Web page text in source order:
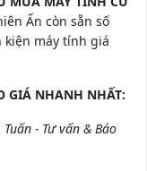
Ấn còn sẵn số
kiện máy tính giá
GIÁ NHANH NHẤT:
Tuấn - Tư vấn & Báo